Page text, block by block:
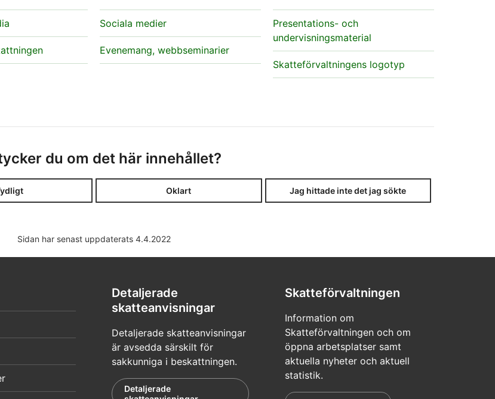
Sociala medier
Evenemang, webbseminarier
Presentations- och
undervisningsmaterial
Skatteförvaltningens logotyp
du om det här innehållet?
Oklart Jag hittade inte det jag sökte
Sidan har senast uppdaterats 4.4.2022
Detaljerade
skatteanvisningar
Detaljerade skatteanvisningar
är avsedda särskilt för
sakkunniga i beskattningen.
Detaljerade
Skatteförvaltningen
Information om
Skatteförvaltningen och om
öppna arbetsplatser samt
aktuella nyheter och aktuell
statistik.